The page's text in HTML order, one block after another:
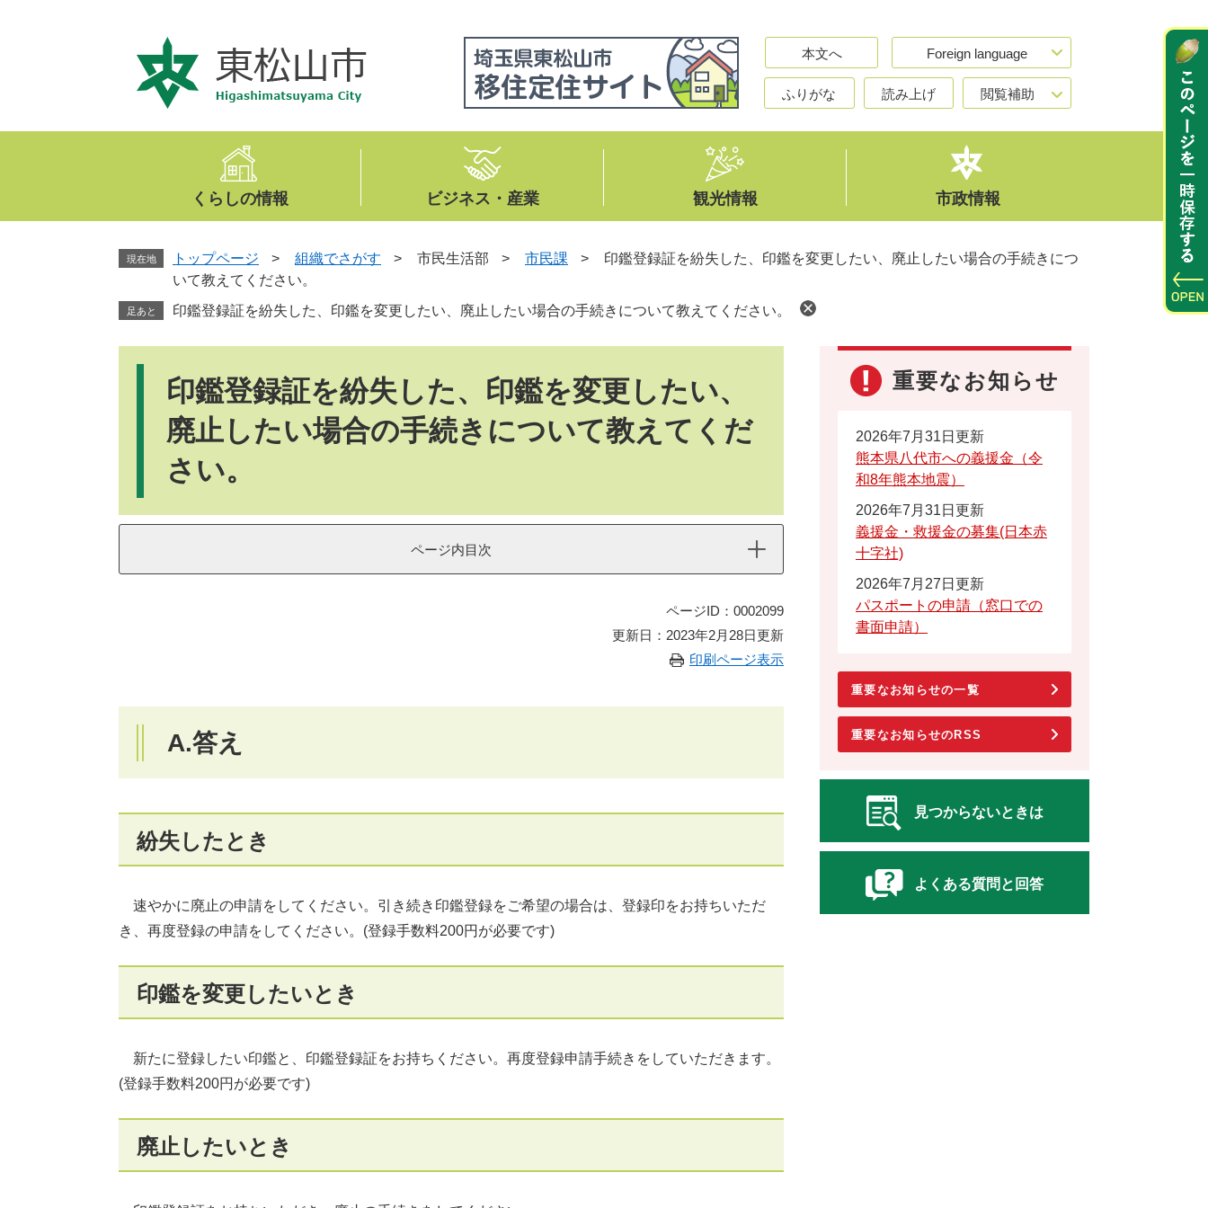
文
本文へ Foreign language
ふりがな 読み上げ 閲覧補助
くらしの情報 ビジネス・産業 観光情報 市政情報
現在地 トップページ > 組織でさがす > 市民生活部 > 市民課 >
印鑑登録証を紛失した、印鑑を変更したい、廃止したい場合の手続きにつ
いて教えてください。
足あと 印鑑登録証を紛失した、印鑑を変更したい、廃止したい場合の手続きについて教えてください。
印鑑登録証を紛失した、印鑑を変更したい、
廃止したい場合の手続きについて教えてくだ
さい。
ページ内目次
ページID：0002099
更新日：2023年2月28日更新
印刷ページ表示
A.答え
紛失したとき
速やかに廃止の申請をしてください。引き続き印鑑登録をご希望の場合は、登録印をお持ちいただ
き、再度登録の申請をしてください。(登録手数料200円が必要です)
印鑑を変更したいとき
新たに登録したい印鑑と、印鑑登録証をお持ちください。再度登録申請手続きをしていただきます。
(登録手数料200円が必要です)
廃止したいとき
重要なお知らせ
2026年7月31日更新
熊本県八代市への義援金（令
和8年熊本地震）
2026年7月31日更新
義援金・救援金の募集(日本赤
十字社)
2026年7月27日更新
パスポートの申請（窓口での
書面申請）
重要なお知らせの一覧
重要なお知らせのRSS
見つからないときは
よくある質問と回答